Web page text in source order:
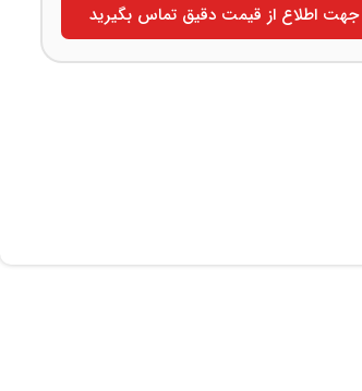
جهت اطلاع از قیمت دقیق تماس بگیرید